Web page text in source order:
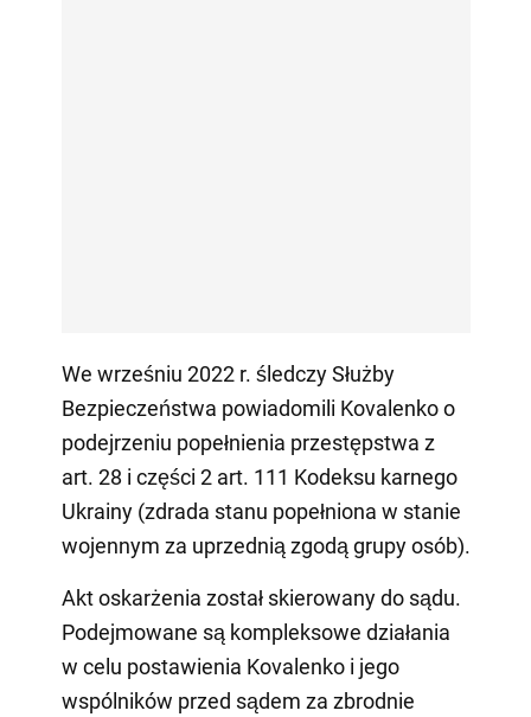
We wrześniu 2022 r. śledczy Służby
Bezpieczeństwa powiadomili Kovalenko o
podejrzeniu popełnienia przestępstwa z
art. 28 i części 2 art. 111 Kodeksu karnego
Ukrainy (zdrada stanu popełniona w stanie
wojennym za uprzednią zgodą grupy osób).
Akt oskarżenia został skierowany do sądu.
Podejmowane są kompleksowe działania
w celu postawienia Kovalenko i jego
wspólników przed sądem za zbrodnie